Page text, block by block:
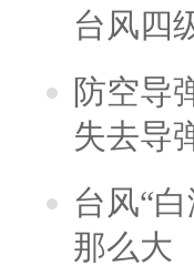
台风四
防空导
失去导
台风“
那么大